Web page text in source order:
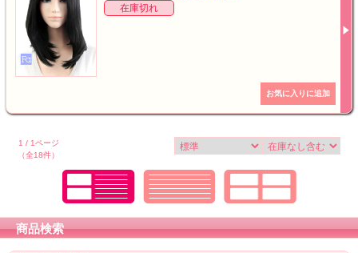
在庫切れ
1 / 1ページ
（全18件）
商品検索